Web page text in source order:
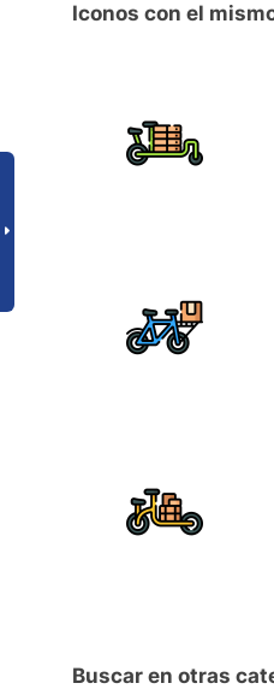
Iconos con el
Buscar en otras